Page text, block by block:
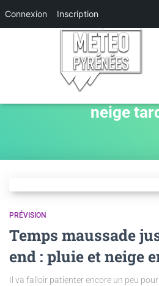
Connexion Inscription
neige
PRÉVISION
Temps maussade
end : pluie et neige
Il va falloir patienter encore un peu